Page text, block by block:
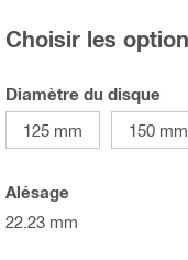
Choisir les
Diamètre du disque
125 mm
150 mm
Alésage
22.23 mm